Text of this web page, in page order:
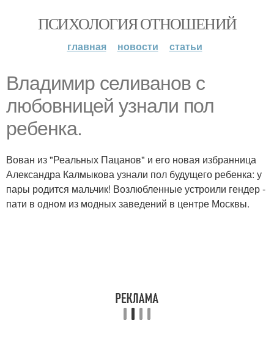
ПСИХОЛОГИЯ ОТНОШЕНИЙ
главная новости статьи
Владимир селиванов с
любовницей узнали пол
ребенка.
Вован из "Реальных Пацанов" и его новая избранница
Александра Калмыкова узнали пол будущего ребенка: у
пары родится мальчик! Возлюбленные устроили гендер -
пати в одном из модных заведений в центре Москвы.